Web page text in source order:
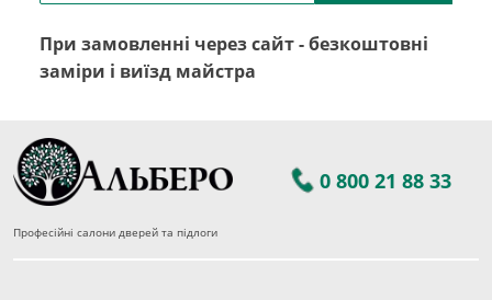
При замовленні через сайт - безкоштовні
заміри і виїзд майстра
0 800 21 88 33
Професійні салони дверей та підлоги